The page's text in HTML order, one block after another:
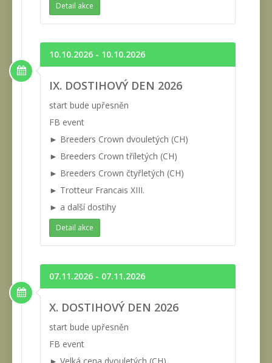
Detail akce
10.10.2026 - 10.10.2026
IX. DOSTIHOVÝ DEN 2026
start bude upřesněn
FB event
► Breeders Crown dvouletých (CH)
► Breeders Crown tříletých (CH)
► Breeders Crown čtyřletých (CH)
► Trotteur Francais XIII.
► a další dostihy
Detail akce
07.11.2026 - 07.11.2026
X. DOSTIHOVÝ DEN 2026
start bude upřesněn
FB event